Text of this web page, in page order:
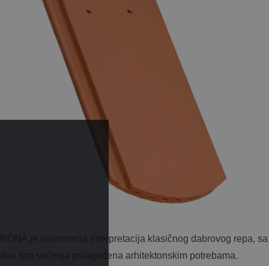
RÓNA je savremena interpretacija klasičnog dabrovog repa, sa
dva tipa sečenja prilagođena arhitektonskim potrebama.